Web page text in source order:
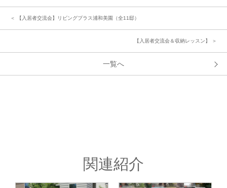
「地元の方が多かったです。同じ中学校卒の方もいました！！」
「リモートライフをどうされているかで盛り上がりました！」etc･･･
＜ 【入居者交流会】リビングプラス浦和美園（全11邸）
【入居者交流会＆収納レッスン】 ＞
一覧へ
関連紹介